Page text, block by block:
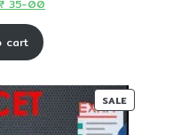
Original
₹ 35-00Current
00.
cart
SALE
ON